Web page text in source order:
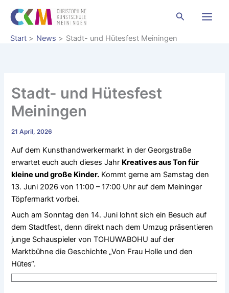
Inhalt
Suchen
Start News Stadt- und Hütesfest Meiningen
Stadt- und Hütesfest
Meiningen
21 April, 2026
Auf dem Kunsthandwerkermarkt in der Georgstraße
erwartet euch auch dieses Jahr Kreatives aus Ton für
kleine und große Kinder. Kommt gerne am Samstag den
13. Juni 2026 von 11:00 – 17:00 Uhr auf dem Meininger
Töpfermarkt vorbei.
Auch am Sonntag den 14. Juni lohnt sich ein Besuch auf
dem Stadtfest, denn direkt nach dem Umzug präsentieren
junge Schauspieler von TOHUWABOHU auf der
Marktbühne die Geschichte „Von Frau Holle und den
Hütes“.